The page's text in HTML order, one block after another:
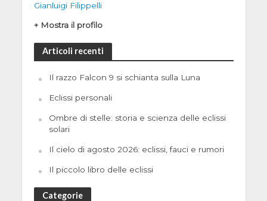
Gianluigi Filippelli
+ Mostra il profilo
Articoli recenti
Il razzo Falcon 9 si schianta sulla Luna
Eclissi personali
Ombre di stelle: storia e scienza delle eclissi
solari
Il cielo di agosto 2026: eclissi, fauci e rumori
Il piccolo libro delle eclissi
Categorie